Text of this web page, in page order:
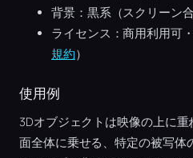
背景：黒系（スクリーン
ライセンス：商用利用可
規約）
使用例
3Dオブジェクトは映像の上に
面全体に乗せる、特定の被写体